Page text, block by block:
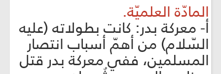
المادّة العلميّة.
‌أ- معركة بدر: كانت بطولاته (عليه
السّلام) من أهمّ أسباب انتصار
المسلمين، ففي معركة بدر قتل